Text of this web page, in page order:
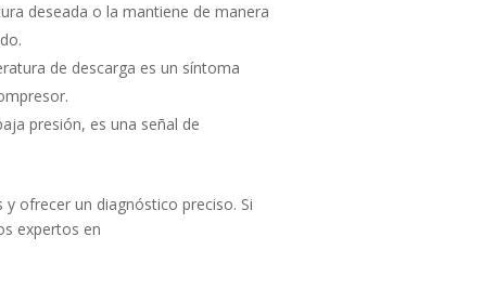
deseada o la mantiene de manera
de descarga es un síntoma
presión, es una señal de
ofrecer un diagnóstico preciso. Si
expertos en